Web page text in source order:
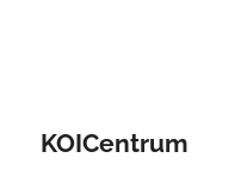
KOICentrum